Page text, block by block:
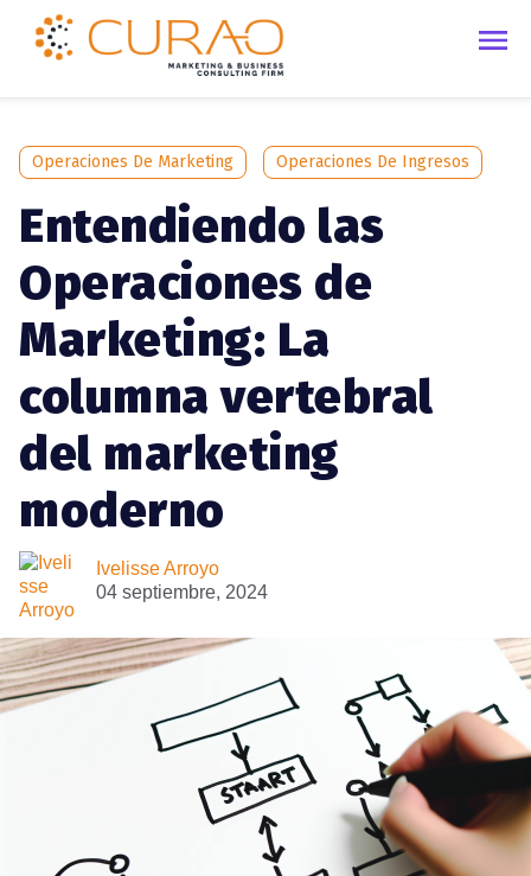
Operaciones De Marketing Operaciones De Ingresos
Entendiendo las
Operaciones de
Marketing: La
columna vertebral
del marketing
moderno
Ivelisse Arroyo
04 septiembre, 2024